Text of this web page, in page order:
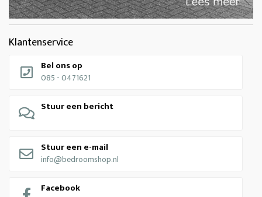
Klantenservice
Bel ons op
085 - 0471621
Stuur een bericht
Stuur een e-mail
info@bedroomshop.nl
Facebook